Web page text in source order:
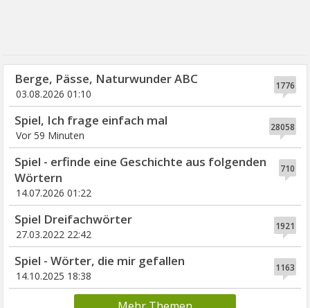
1776
Berge, Pässe, Naturwunder ABC
03.08.2026 01:10
28058
Spiel, Ich frage einfach mal
Vor 59 Minuten
710
Spiel - erfinde eine Geschichte aus folgenden
Wörtern
14.07.2026 01:22
1921
Spiel Dreifachwörter
27.03.2022 22:42
1163
Spiel - Wörter, die mir gefallen
14.10.2025 18:38